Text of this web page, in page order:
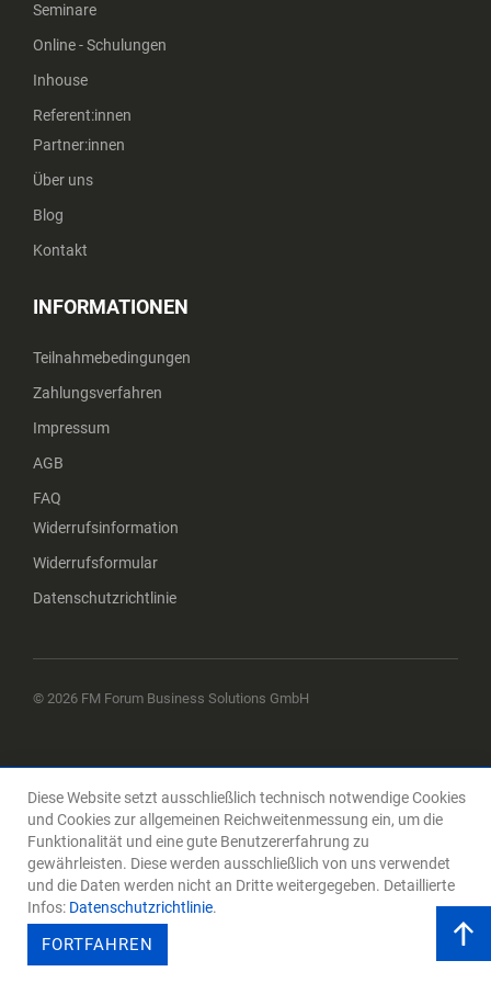
Seminare
Online - Schulungen
Inhouse
Referent:innen
Partner:innen
Über uns
Blog
Kontakt
INFORMATIONEN
Teilnahmebedingungen
Zahlungsverfahren
Impressum
AGB
FAQ
Widerrufsinformation
Widerrufsformular
Datenschutzrichtlinie
© 2026 FM Forum Business Solutions GmbH
Diese Website setzt ausschließlich technisch notwendige Cookies
und Cookies zur allgemeinen Reichweitenmessung ein, um die
Funktionalität und eine gute Benutzererfahrung zu
gewährleisten. Diese werden ausschließlich von uns verwendet
und die Daten werden nicht an Dritte weitergegeben. Detaillierte
Infos: Datenschutzrichtlinie.
FORTFAHREN